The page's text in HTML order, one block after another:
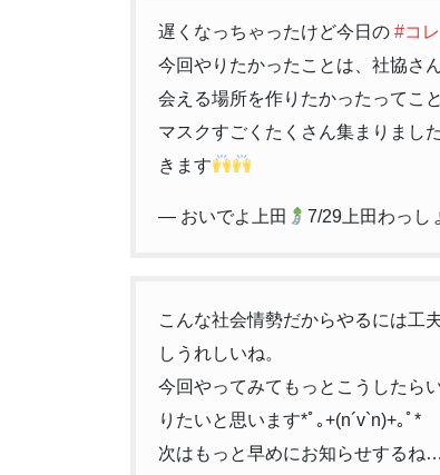
遅くなっちゃったけど今日の #コ
今回やりたかったことは、社協さ
会える場所を作りたかったってこ
マスクすごくたくさん集まりまし
きます
— おいでよ上田 7/29上田わっし
こんな社会情勢だからやるには工
しうれしいね。
今回やってみてもっとこうしたら
りたいと思います*ﾟ｡+(n´v`n)+｡ﾟ*
次はもっと早めにお知らせする